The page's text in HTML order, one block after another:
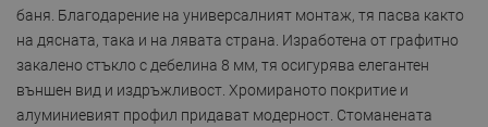
баня. Благодарение на универсалният монтаж, тя пасва както
на дясната, така и на лявата страна. Изработена от графитно
закалено стъкло с дебелина 8 мм, тя осигурява елегантен
външен вид и издръжливост. Хромираното покритие и
алуминиевият профил придават модерност. Стоманената